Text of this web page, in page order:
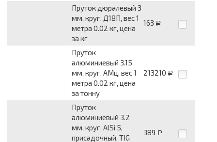
Пруток дюралевый 3
мм, круг, Д18П, вес 1
метра 0.02 кг, цена
за кг
163 Р
Пруток
алюминиевый 3.15
мм, круг, АМц, вес 1
метра 0.02 кг, цена
за тонну
213210 Р
Пруток
алюминиевый 3.2
мм, круг, AlSi 5,
присадочный, TIG
389 Р